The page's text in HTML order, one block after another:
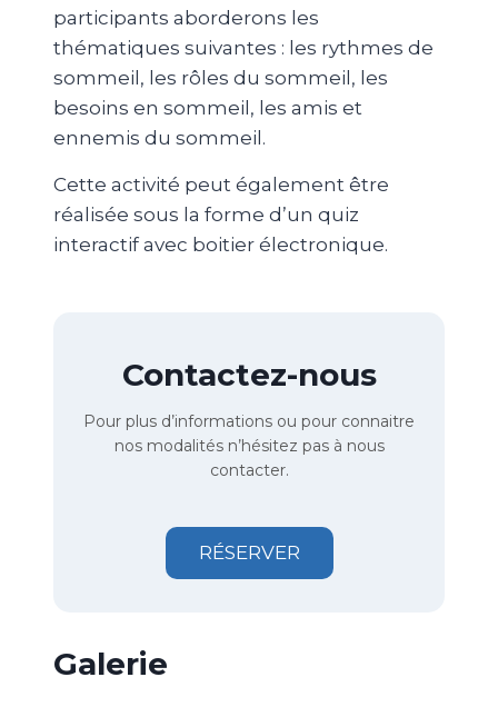
participants aborderons les
thématiques suivantes : les rythmes de
sommeil, les rôles du sommeil, les
besoins en sommeil, les amis et
ennemis du sommeil.
Cette activité peut également être
réalisée sous la forme d’un quiz
interactif avec boitier électronique.
Contactez-nous
Pour plus d’informations ou pour connaitre
nos modalités n’hésitez pas à nous
contacter.
RÉSERVER
Galerie